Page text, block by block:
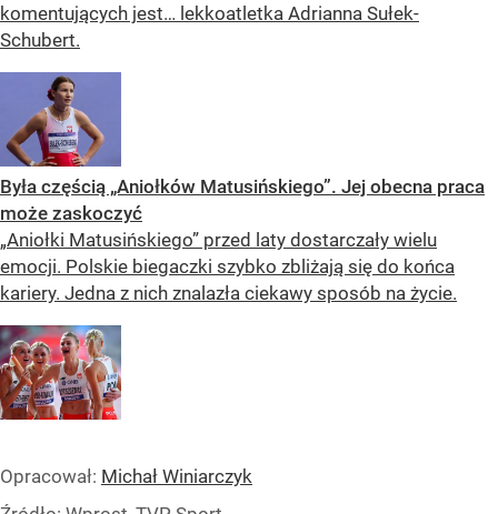
komentujących jest… lekkoatletka Adrianna Sułek-
Schubert.
Była częścią „Aniołków Matusińskiego”. Jej obecna praca
może zaskoczyć
„Aniołki Matusińskiego” przed laty dostarczały wielu
emocji. Polskie biegaczki szybko zbliżają się do końca
kariery. Jedna z nich znalazła ciekawy sposób na życie.
Opracował: Michał Winiarczyk